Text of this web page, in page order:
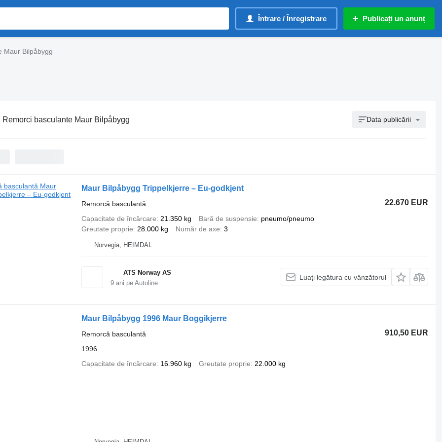
Întrare / Înregistrare Publicați un anunț
Maur Bilpåbygg
Remorci basculante Maur Bilpåbygg Data publicării
Maur Bilpåbygg Trippelkjerre – Eu-godkjent
22.670 EUR
Remorcă basculantă
Capacitate de încărcare
21.350 kg Bară de suspensie
pneumo/pneumo
Greutate proprie
28.000 kg Număr de axe 3
Norvegia, HEIMDAL
ATS Norway AS
9ani pe Autoline
Luați legătura cu vânzătorul
Maur Bilpåbygg 1996 Maur Boggikjerre
910,50 EUR
Remorcă basculantă
1996
Capacitate de încărcare
16.960 kg Greutate proprie 22.000 kg